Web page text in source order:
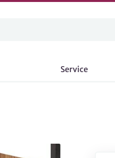
Service